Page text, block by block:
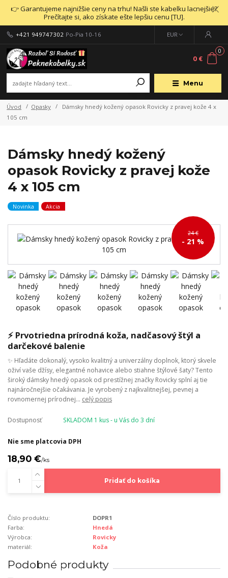
👉 Garantujeme najnižšie ceny na trhu! Našli ste kabelku lacnejšie?
Prečítajte si, ako získate ešte lepšiu cenu [TU].
Menu
EUR
+421 949747302 Po-Pia 10-16
0
0 €
Úvod Opasky
Dámsky hnedý kožený opasok Rovicky z pravej kože 4 x
105 cm
Dámsky hnedý kožený
opasok Rovicky z pravej kože
4 x 105 cm
Novinka Akcia
24 €
- 21 %
⚡ Prvotriedna prírodná koža, nadčasový štýl a
darčekové balenie
✨ Hľadáte dokonalý, vysoko kvalitný a univerzálny doplnok, ktorý skvele
oživí vaše džísy, elegantné nohavice alebo stiahne štýlové šaty? Tento
široký dámsky hnedý opasok od prestížnej značky Rovicky splní aj tie
najnáročnejšie očakávania. Je vyrobený z najkvalitnejšej, pevnej a
rovnomernej prírodnej... celý popis
Dostupnosť SKLADOM 1 kus - u Vás do 3 dní
Nie sme platcovia DPH
18,90 €/ks
Pridať do košíka
Číslo produktu:
DOPR1
Farba:
Hnedá
Výrobca:
Rovicky
materiál:
Koža
Podobné produkty